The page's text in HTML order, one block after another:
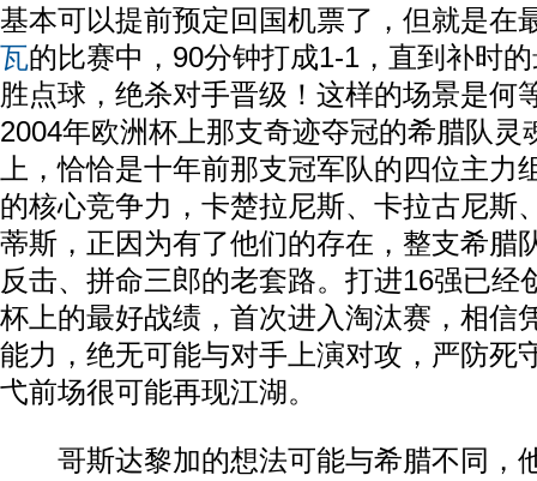
基本可以提前预定回国机票了，但就是在
瓦的比赛中，90分钟打成1-1，直到补时
胜点球，绝杀对手晋级！这样的场景是何
2004年欧洲杯上那支奇迹夺冠的希腊队灵
上，恰恰是十年前那支冠军队的四位主力
的核心竞争力，卡楚拉尼斯、卡拉古尼斯
蒂斯，正因为有了他们的存在，整支希腊
反击、拼命三郎的老套路。打进16强已经
杯上的最好战绩，首次进入淘汰赛，相信
能力，绝无可能与对手上演对攻，严防死
弋前场很可能再现江湖。
哥斯达黎加的想法可能与希腊不同，